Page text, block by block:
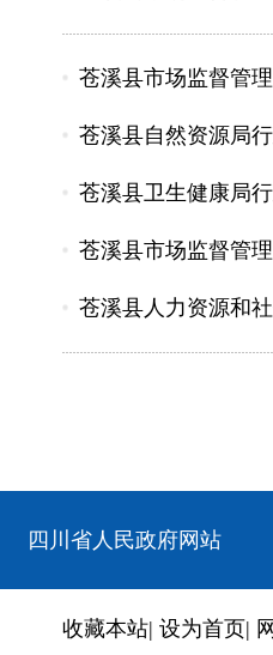
苍溪县市场监督管
苍溪县自然资源局
苍溪县卫生健康局
苍溪县市场监督管
苍溪县人力资源和
四川省人民政府网站
收藏本站| 设为首页|